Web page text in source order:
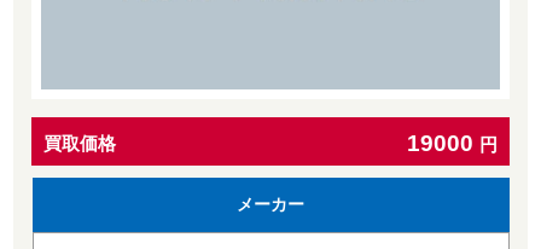
買取価格 19000 円
メーカー